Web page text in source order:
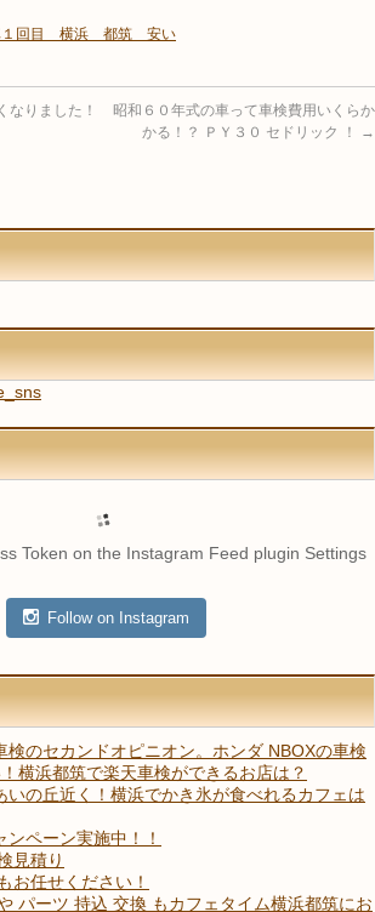
回目 横浜 都筑 安い
なりました！
昭和６０年式の車って車検費用いくらか
かる！？ ＰＹ３０ セドリック ！
→
Token on the Instagram Feed plugin Settings
Follow on Instagram
検のセカンドオピニオン。ホンダ NBOXの車検
横浜都筑で楽天車検ができるお店は？
いの丘近く！横浜でかき氷が食べれるカフェは
ンペーン実施中！！
見積り
お任せください！
パーツ 持込 交換 もカフェタイム横浜都筑にお